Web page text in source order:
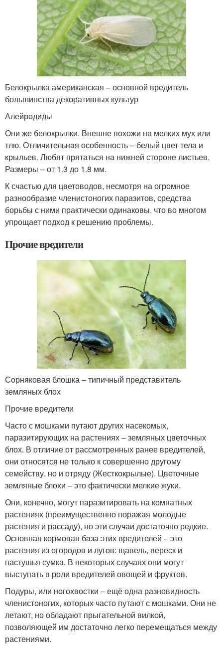
Белокрылка американская – основной вредитель
большинства декоративных культур
Алейродиды
Они же белокрылки. Внешне похожи на мелких мух или
тлю. Отличительная особенность – белый цвет тела и
крыльев. Любят прятаться на нижней стороне листьев.
Размеры – от 1.3 до 1.8 мм.
К счастью для цветоводов, несмотря на огромное
разнообразие членистоногих паразитов, средства
борьбы с ними практически одинаковы, что во многом
упрощает подход к решению проблемы.
Прочие вредители
Сорняковая блошка – типичный представитель
земляных блох
Прочие вредители
Часто с мошками путают других насекомых,
паразитирующих на растениях – земляных цветочных
блох. В отличие от рассмотренных ранее вредителей,
они относятся не только к совершенно другому
семейству, но и отряду (Жесткокрылые). Цветочные
земляные блохи – это фактически мелкие жуки.
Они, конечно, могут паразитировать на комнатных
растениях (преимущественно поражая молодые
растения и рассаду), но эти случаи достаточно редкие.
Основная кормовая база этих вредителей – это
растения из огородов и лугов: щавель, вереск и
пастушья сумка. В некоторых случаях они могут
выступать в роли вредителей овощей и фруктов.
Подуры, или ногохвостки – ещё одна разновидность
членистоногих, которых часто путают с мошками. Они не
летают, но обладают прыгательной вилкой,
позволяющей им достаточно легко перемещаться между
растениями.